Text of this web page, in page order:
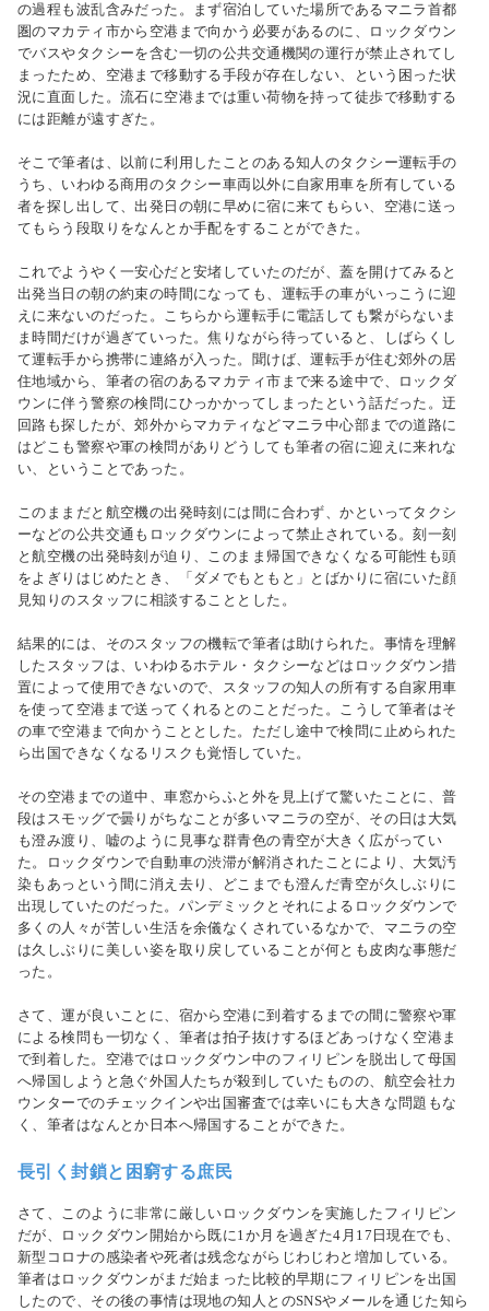
の過程も波乱含みだった。まず宿泊していた場所であるマニラ首都
圏のマカティ市から空港まで向かう必要があるのに、ロックダウン
でバスやタクシーを含む一切の公共交通機関の運行が禁止されてし
まったため、空港まで移動する手段が存在しない、という困った状
況に直面した。流石に空港までは重い荷物を持って徒歩で移動する
には距離が遠すぎた。
そこで筆者は、以前に利用したことのある知人のタクシー運転手の
うち、いわゆる商用のタクシー車両以外に自家用車を所有している
者を探し出して、出発日の朝に早めに宿に来てもらい、空港に送っ
てもらう段取りをなんとか手配をすることができた。
これでようやく一安心だと安堵していたのだが、蓋を開けてみると
出発当日の朝の約束の時間になっても、運転手の車がいっこうに迎
えに来ないのだった。こちらから運転手に電話しても繋がらないま
ま時間だけが過ぎていった。焦りながら待っていると、しばらくし
て運転手から携帯に連絡が入った。聞けば、運転手が住む郊外の居
住地域から、筆者の宿のあるマカティ市まで来る途中で、ロックダ
ウンに伴う警察の検問にひっかかってしまったという話だった。迂
回路も探したが、郊外からマカティなどマニラ中心部までの道路に
はどこも警察や軍の検問がありどうしても筆者の宿に迎えに来れな
い、ということであった。
このままだと航空機の出発時刻には間に合わず、かといってタクシ
ーなどの公共交通もロックダウンによって禁止されている。刻一刻
と航空機の出発時刻が迫り、このまま帰国できなくなる可能性も頭
をよぎりはじめたとき、「ダメでもともと」とばかりに宿にいた顔
見知りのスタッフに相談することとした。
結果的には、そのスタッフの機転で筆者は助けられた。事情を理解
したスタッフは、いわゆるホテル・タクシーなどはロックダウン措
置によって使用できないので、スタッフの知人の所有する自家用車
を使って空港まで送ってくれるとのことだった。こうして筆者はそ
の車で空港まで向かうこととした。ただし途中で検問に止められた
ら出国できなくなるリスクも覚悟していた。
その空港までの道中、車窓からふと外を見上げて驚いたことに、普
段はスモッグで曇りがちなことが多いマニラの空が、その日は大気
も澄み渡り、嘘のように見事な群青色の青空が大きく広がってい
た。ロックダウンで自動車の渋滞が解消されたことにより、大気汚
染もあっという間に消え去り、どこまでも澄んだ青空が久しぶりに
出現していたのだった。パンデミックとそれによるロックダウンで
多くの人々が苦しい生活を余儀なくされているなかで、マニラの空
は久しぶりに美しい姿を取り戻していることが何とも皮肉な事態だ
った。
さて、運が良いことに、宿から空港に到着するまでの間に警察や軍
による検問も一切なく、筆者は拍子抜けするほどあっけなく空港ま
で到着した。空港ではロックダウン中のフィリピンを脱出して母国
へ帰国しようと急ぐ外国人たちが殺到していたものの、航空会社カ
ウンターでのチェックインや出国審査では幸いにも大きな問題もな
く、筆者はなんとか日本へ帰国することができた。
長引く封鎖と困窮する庶民
さて、このように非常に厳しいロックダウンを実施したフィリピン
だが、ロックダウン開始から既に1か月を過ぎた4月17日現在でも、
新型コロナの感染者や死者は残念ながらじわじわと増加している。
筆者はロックダウンがまだ始まった比較的早期にフィリピンを出国
したので、その後の事情は現地の知人とのSNSやメールを通じた知ら